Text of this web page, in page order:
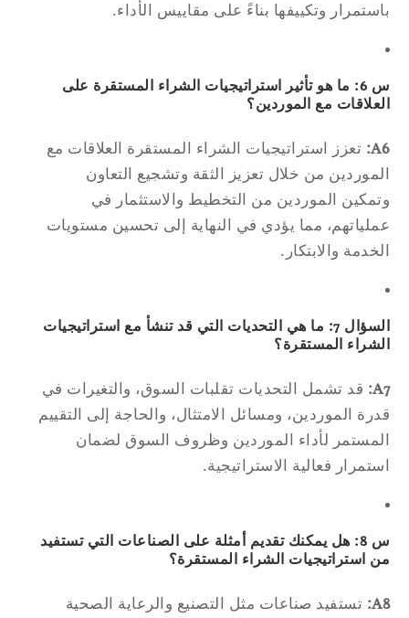
وتكييفها بناءً على مقاييس الأداء.
س 6: ما هو تأثير استراتيجيات الشراء المستقرة على
مع الموردين؟
تعزز استراتيجيات الشراء المستقرة العلاقات مع
من خلال تعزيز الثقة وتشجيع التعاون
الموردين من التخطيط والاستثمار في
مما يؤدي في النهاية إلى تحسين مستويات
والابتكار.
السؤال 7: ما هي التحديات التي قد تنشأ مع استراتيجيات
المستقرة؟
قد تشمل التحديات تقلبات السوق، والتغيرات في
الموردين، ومسائل الامتثال، والحاجة إلى التقييم
لأداء الموردين وظروف السوق لضمان
فعالية الاستراتيجية.
س 8: هل يمكنك تقديم أمثلة على الصناعات التي تستفيد
استراتيجيات الشراء المستقرة؟
تستفيد صناعات مثل التصنيع والرعاية الصحية